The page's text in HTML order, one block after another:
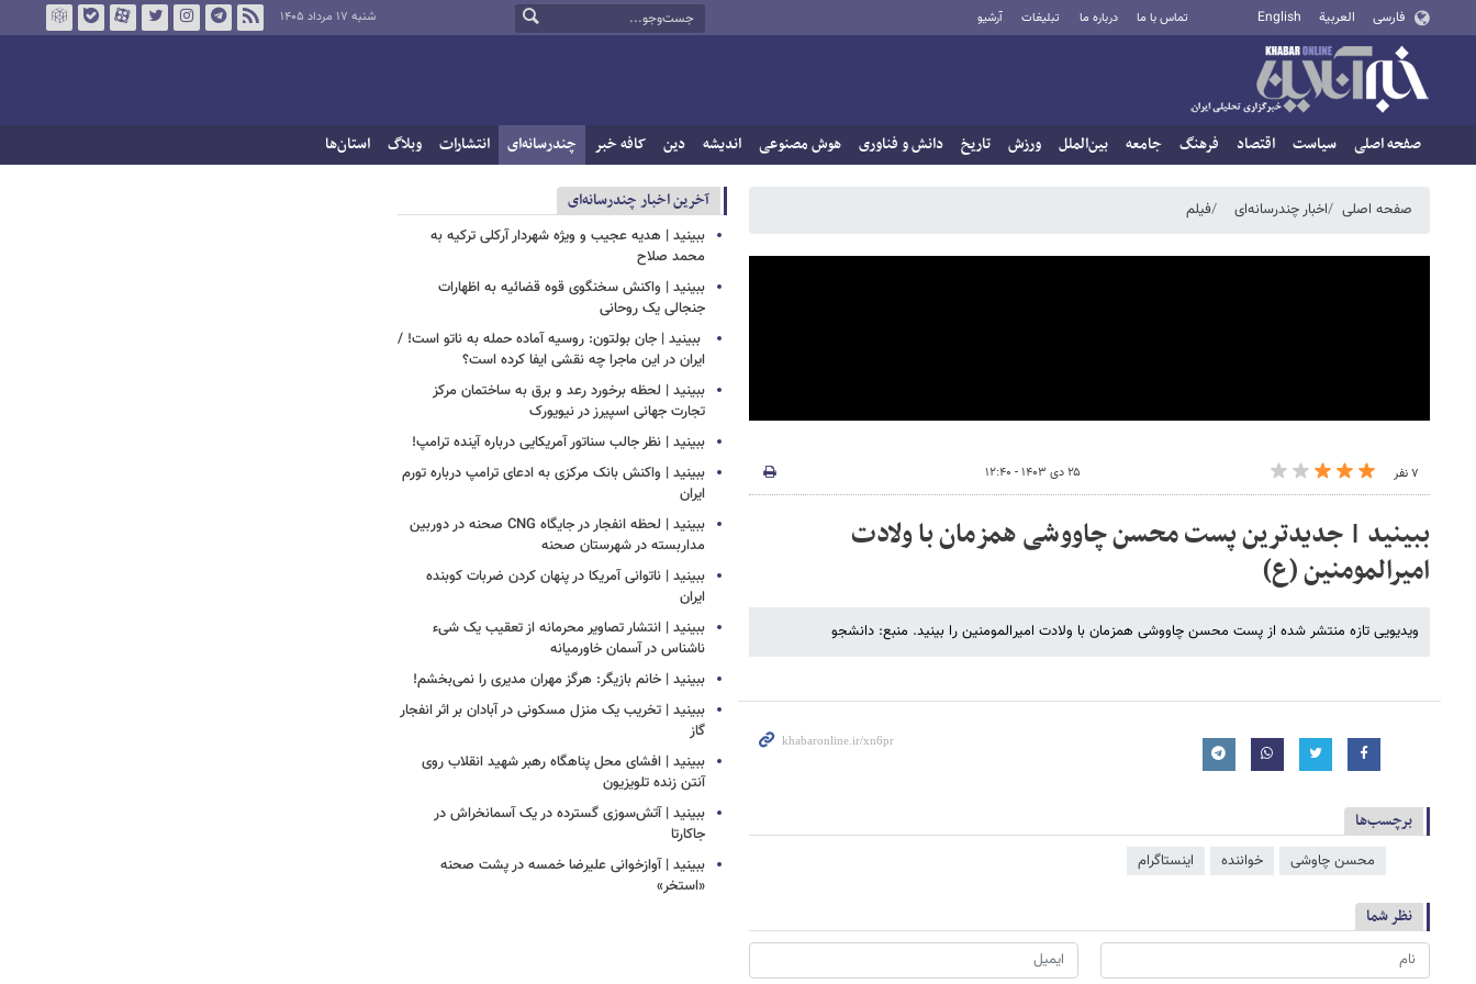
فارسی العربية English تماس با ما درباره ما تبلیغات آرشیو شنبه ۱۷ مرداد ۱۴۰۵
صفحه اصلی سیاست اقتصاد فرهنگ جامعه بین‌الملل ورزش تاریخ دانش و فناوری هوش مصنوعی اندیشه دین کافه خبر چندرسانه‌ای انتشارات وبلاگ استان‌ها
صفحه اصلی اخبار چندرسانه‌ای فیلم
۷ نفر ۲۵ دی ۱۴۰۳ - ۱۲:۴۰
ببینید | جدیدترین پست محسن چاووشی همزمان با ولادت
امیرالمومنین (ع)
ویدیویی تازه منتشر شده از پست محسن چاووشی همزمان با ولادت امیرالمومنین را بینید. منبع: دانشجو
برچسب‌ها
محسن چاوشی خواننده اینستاگرام
نظر شما
آخرین اخبار چندرسانه‌ای
ببینید | هدیه عجیب و ویژه شهردار آرکلی ترکیه به
محمد صلاح
ببینید | واکنش سخنگوی قوه قضائیه به اظهارات
جنجالی یک روحانی
‏ ببینید | جان بولتون: روسیه آماده حمله به ناتو است! /
ایران در این ماجرا چه نقشی ایفا کرده است؟
ببینید | لحظه برخورد رعد و برق به ساختمان مرکز
تجارت جهانی اسپیرز در نیویورک
ببینید | نظر جالب سناتور آمریکایی درباره آینده ترامپ!
ببینید | واکنش بانک مرکزی به ادعای ترامپ درباره تورم
ایران
ببینید | لحظه انفجار در جایگاه CNG صحنه در دوربین
مداربسته در شهرستان صحنه
‏ببینید | ناتوانی آمریکا در پنهان کردن ضربات کوبنده
ایران
ببینید | انتشار تصاویر محرمانه از تعقیب یک شیء
ناشناس در آسمان خاورمیانه
ببینید | خانم بازیگر: هرگز مهران مدیری را نمی‌بخشم!
ببینید | تخریب یک منزل مسکونی در آبادان بر اثر انفجار
گاز
ببینید | افشای محل پناهگاه‌ رهبر شهید انقلاب روی
آنتن زنده تلویزیون
ببینید | ​​​​​​​آتش‌سوزی گسترده در یک آسمانخراش در
جاکارتا
ببینید | آوازخوانی علیرضا خمسه در پشت صحنه
«استخر»